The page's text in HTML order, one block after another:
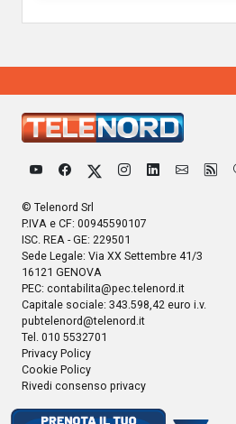
© Telenord Srl
P.IVA e CF: 00945590107
ISC. REA - GE: 229501
Sede Legale: Via XX Settembre 41/3
16121 GENOVA
PEC: contabilita@pec.telenord.it
Capitale sociale: 343.598,42 euro i.v.
pubtelenord@telenord.it
Tel. 010 5532701
Privacy Policy
Cookie Policy
Rivedi consenso privacy